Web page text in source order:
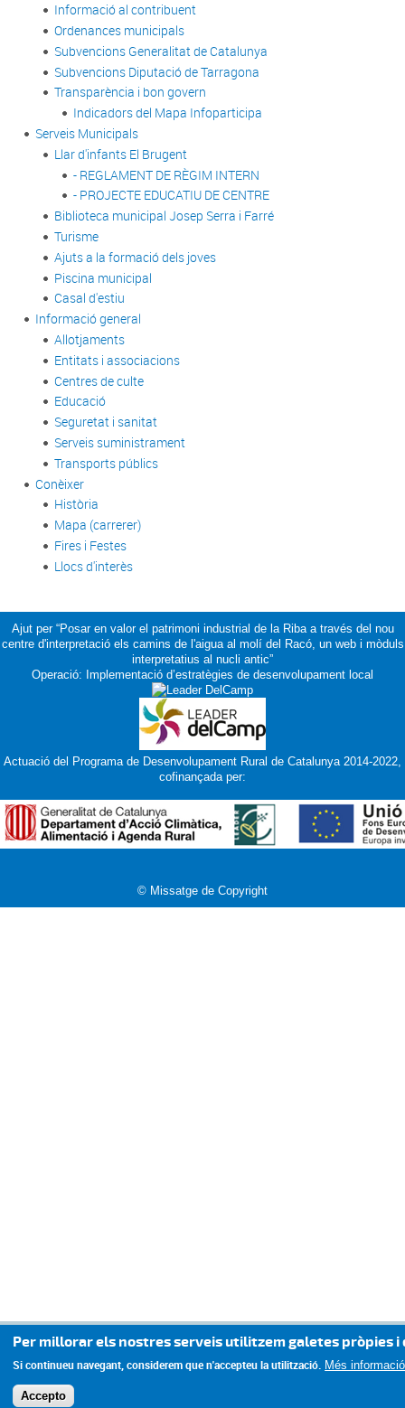
Informació al contribuent
Ordenances municipals
Subvencions Generalitat de Catalunya
Subvencions Diputació de Tarragona
Transparència i bon govern
Indicadors del Mapa Infoparticipa
Serveis Municipals
Llar d'infants El Brugent
- REGLAMENT DE RÈGIM INTERN
- PROJECTE EDUCATIU DE CENTRE
Biblioteca municipal Josep Serra i Farré
Turisme
Ajuts a la formació dels joves
Piscina municipal
Casal d'estiu
Informació general
Allotjaments
Entitats i associacions
Centres de culte
Educació
Seguretat i sanitat
Serveis suministrament
Transports públics
Conèixer
Història
Mapa (carrerer)
Fires i Festes
Llocs d'interès
Ajut per “Posar en valor el patrimoni industrial de la Riba a través del nou
centre d'interpretació els camins de l'aigua al molí del Racó, un web i mòduls
interpretatius al nucli antic”
Operació: Implementació d’estratègies de desenvolupament local
Actuació del Programa de Desenvolupament Rural de Catalunya 2014-2022,
cofinançada per:
© Missatge de Copyright
Per millorar els nostres serveis utilitzem galetes pròpies i
Si continueu navegant, considerem que n'accepteu la utilització. Més informació
Accepto